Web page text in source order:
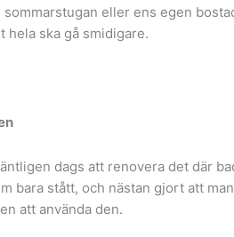
eller ens egen
hela ska gå smidigare.
dags att renovera det där
bara stått, och nästan gjort att
att använda den.